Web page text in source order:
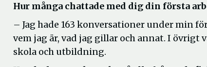
Hur många chattade med dig din första
– Jag hade 163 konversationer under min
vem jag är, vad jag gillar och annat. I
skola och utbildning.